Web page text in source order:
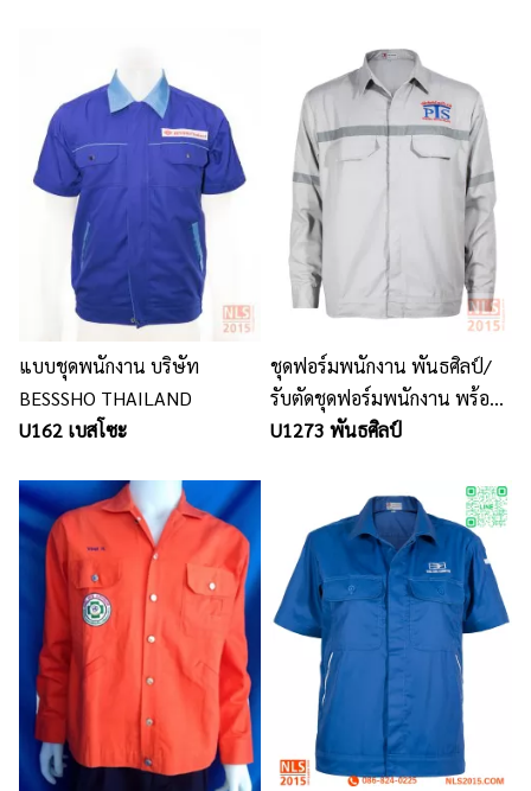
แบบชุดพนักงาน บริษัท
BESSSHO THAILAND
U162 เบสโซะ
ชุดฟอร์มพนักงาน พันธศิลป์/
รับตัดชุดฟอร์มพนักงาน พร้อม
ปักโลโก้ นลินสิริ ศรีราชา
U1273 พันธศิลป์